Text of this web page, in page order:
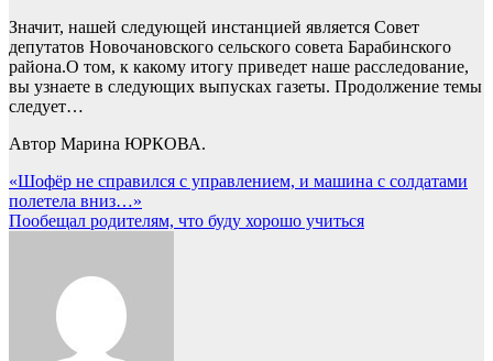
Значит, нашей следующей инстанцией является Совет
депутатов Новочановского сельского совета Барабинского
района.О том, к какому итогу приведет наше расследование,
вы узнаете в следующих выпусках газеты. Продолжение темы
следует…
Автор Марина ЮРКОВА.
Навигация
по
«Шофёр не справился с управлением, и машина с солдатами
полетела вниз…»
Пообещал родителям, что буду хорошо учиться